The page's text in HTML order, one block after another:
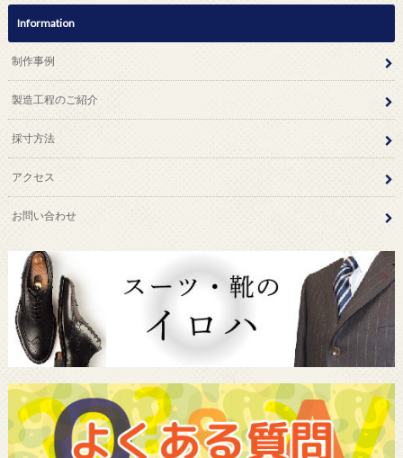
Information
制作事例
製造工程のご紹介
採寸方法
アクセス
お問い合わせ